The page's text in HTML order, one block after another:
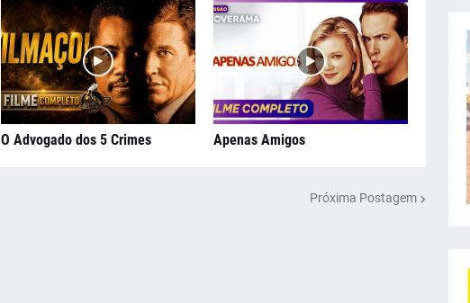
O Advogado dos 5 Crimes Apenas Amigos
Próxima Postagem